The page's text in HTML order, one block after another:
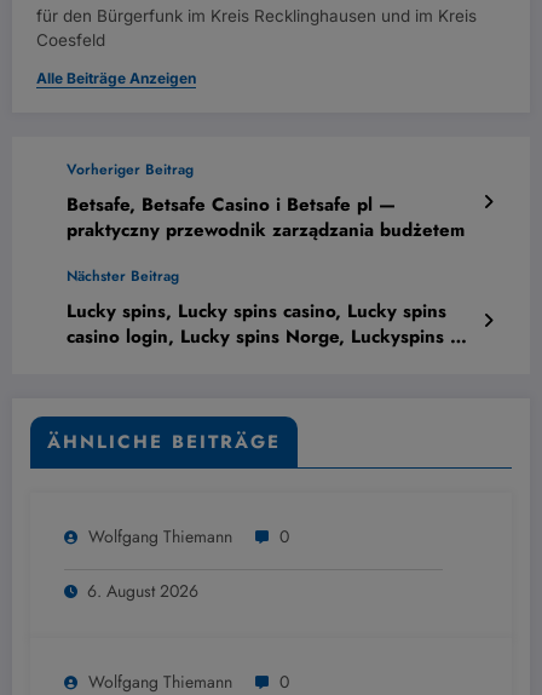
für den Bürgerfunk im Kreis Recklinghausen und im Kreis
Coesfeld
Alle Beiträge Anzeigen
Vorheriger Beitrag
Betsafe, Betsafe Casino i Betsafe pl —
praktyczny przewodnik zarządzania budżetem
Nächster Beitrag
Lucky spins, Lucky spins casino, Lucky spins
casino login, Lucky spins Norge, Luckyspins —
ÄHNLICHE BEITRÄGE
Wolfgang Thiemann 0
6. August 2026
Wolfgang Thiemann 0